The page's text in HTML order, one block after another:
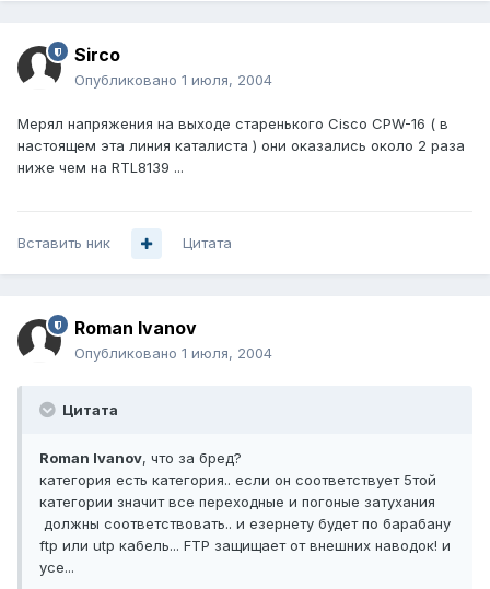
Sirco
Опубликовано 1 июля, 2004
Мерял напряжения на выходе старенького Cisco CPW-16 ( в
настоящем эта линия каталиста ) они оказались около 2 раза
ниже чем на RTL8139 ...
Вставить ник Цитата
Roman Ivanov
Опубликовано 1 июля, 2004
Цитата
Roman Ivanov, что за бред?
категория есть категория.. если он соответствует 5той
категории значит все переходные и погоные затухания
должны соответствовать.. и езернету будет по барабану
ftp или utp кабель... FTP защищает от внешних наводок! и
усе...